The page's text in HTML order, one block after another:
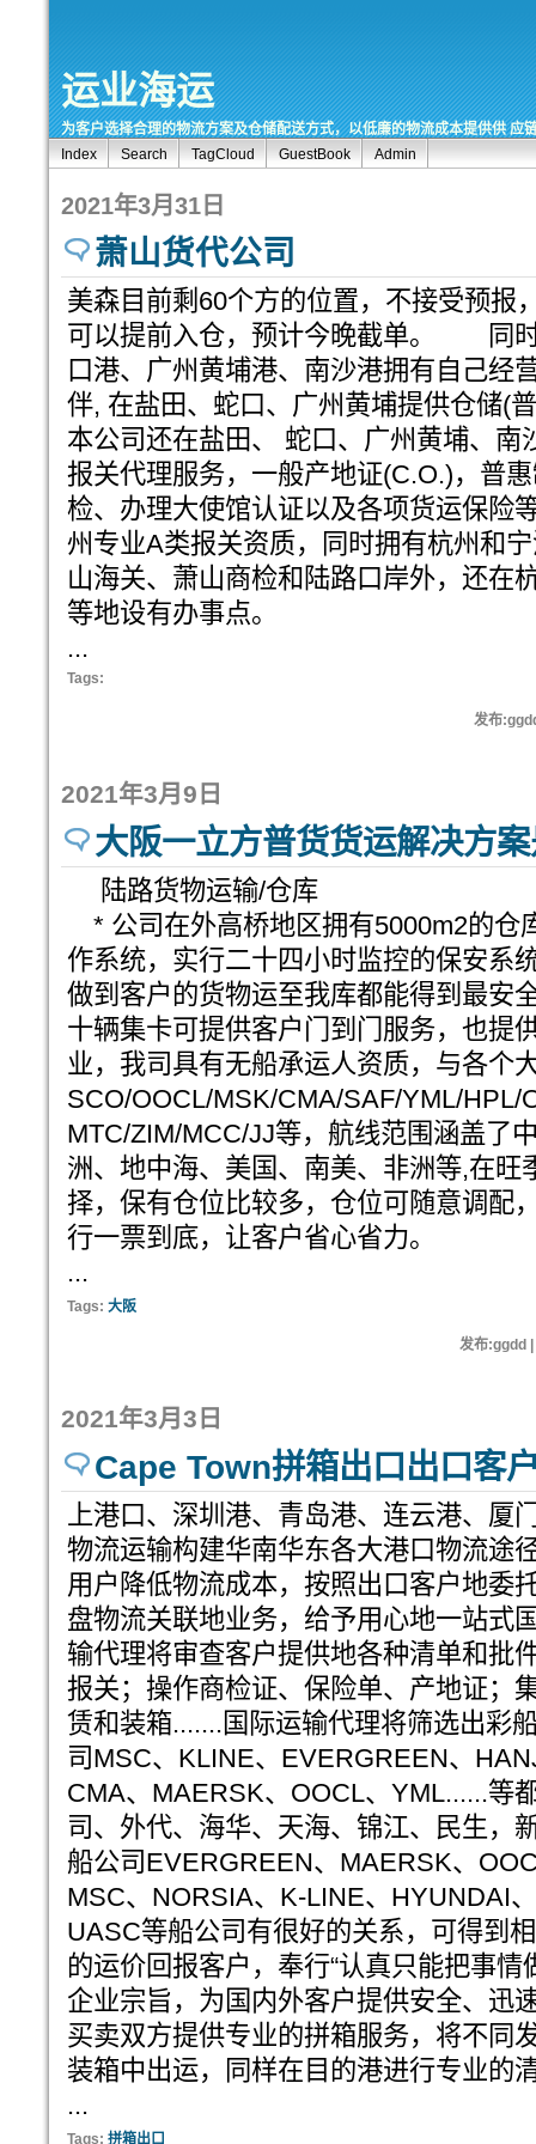
运业海运
为客户选择合理的物流方案及仓储配送方式，以低廉的物流成本提供供 应
Index
Search TagCloud GuestBook Admin
2021年3月31日
萧山货代公司
美森目前剩60个方的位置，不接受预报
可以提前入仓，预计今晚截单。 同时
口港、广州黄埔港、南沙港拥有自己经
伴, 在盐田、蛇口、广州黄埔提供仓储(
本公司还在盐田、 蛇口、广州黄埔、南
报关代理服务，一般产地证(C.O.)，普
检、办理大使馆认证以及各项货运保险
州专业A类报关资质，同时拥有杭州和
山海关、萧山商检和陆路口岸外，还在
等地设有办事点。
...
Tags:
发布
2021年3月9日
大阪一立方普货货运解决方
陆路货物运输/仓库
* 公司在外高桥地区拥有5000m2的仓
作系统，实行二十四小时监控的保安系
做到客户的货物运至我库都能得到最安
十辆集卡可提供客户门到门服务，也提
业，我司具有无船承运人资质，与各个
SCO/OOCL/MSK/CMA/SAF/YML/HPL/
MTC/ZIM/MCC/JJ等，航线范围涵盖了
洲、地中海、美国、南美、非洲等,在旺
择，保有仓位比较多，仓位可随意调配
行一票到底，让客户省心省力。
...
Tags: 大阪
发布:ggdd
2021年3月3日
Cape Town拼箱出口出口客
上港口、深圳港、青岛港、连云港、厦
物流运输构建华南华东各大港口物流途
用户降低物流成本，按照出口客户地委
盘物流关联地业务，给予用心地一站式
输代理将审查客户提供地各种清单和批
报关；操作商检证、保险单、产地证；
赁和装箱.......国际运输代理将筛选出彩
司MSC、KLINE、EVERGREEN、
CMA、MAERSK、OOCL、YML......等
司、外代、海华、天海、锦江、民生，
船公司EVERGREEN、MAERSK、
MSC、NORSIA、K-LINE、HYUNDAI
UASC等船公司有很好的关系，可得到
的运价回报客户，奉行“认真只能把事情
企业宗旨，为国内外客户提供安全、迅
买卖双方提供专业的拼箱服务，将不同
装箱中出运，同样在目的港进行专业的
...
Tags: 拼箱出口